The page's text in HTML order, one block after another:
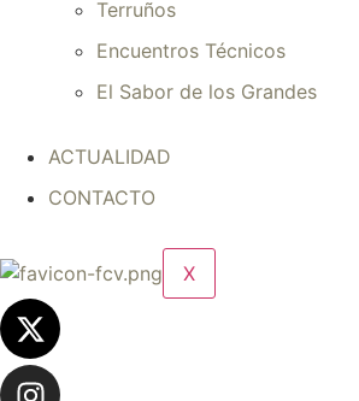
Terruños
Encuentros Técnicos
El Sabor de los Grandes
ACTUALIDAD
CONTACTO
X